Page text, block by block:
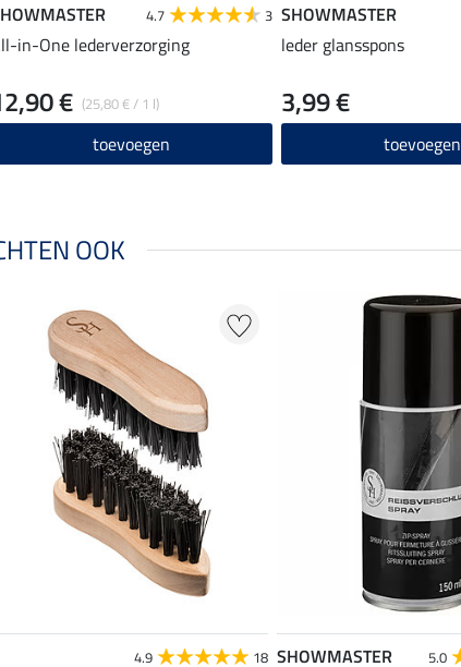
4.7 3
in-One lederverzorging
(25,80 € / 1 l)
€
toevoegen
SHOWMASTER
leder glansspons
3,99 €
toevoegen
OOK
4.9 18 SHOWMASTER 5.0